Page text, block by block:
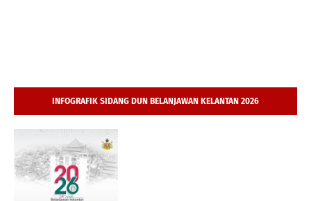
INFOGRAFIK SIDANG DUN BELANJAWAN KELANTAN 2026